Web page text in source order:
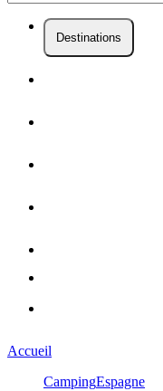
Destinations
Accueil
CampingEspagne